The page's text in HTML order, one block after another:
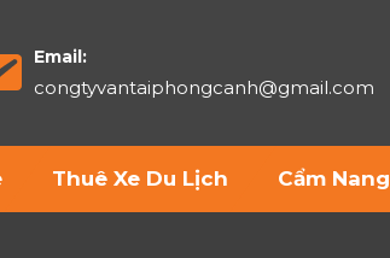
Email:
congtyvantaiphongcanh@gmail.com
Thuê Xe Du Lịch Cẩm Nang